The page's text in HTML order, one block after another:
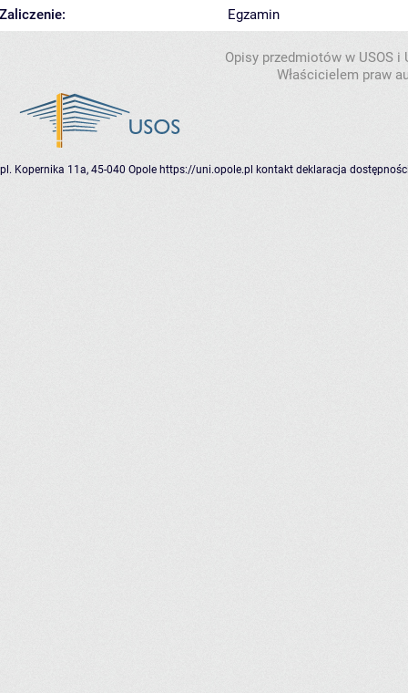
Zaliczenie: Egzamin
Opisy przedmiotów w USOS
Właścicielem praw
pl. Kopernika 11a, 45-040 Opole https://uni.opole.pl kontakt deklaracja